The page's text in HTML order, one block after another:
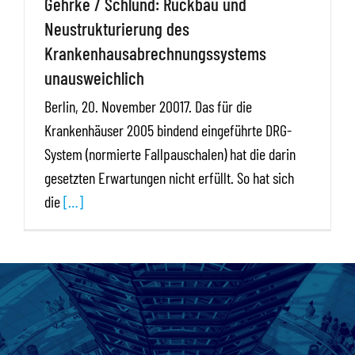
Neustrukturierung des
Krankenhausabrechnungssystems
unausweichlich
Berlin, 20. November 20017. Das für die
Krankenhäuser 2005 bindend eingeführte DRG-
System (normierte Fallpauschalen) hat die darin
gesetzten Erwartungen nicht erfüllt. So hat sich
die[…]